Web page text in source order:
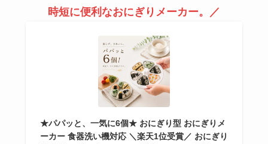
時短に便利なおにぎりメーカー。／
★パパッと、一気に6個★ おにぎり型 おにぎりメ
ーカー 食器洗い機対応 ＼楽天1位受賞／ おにぎり